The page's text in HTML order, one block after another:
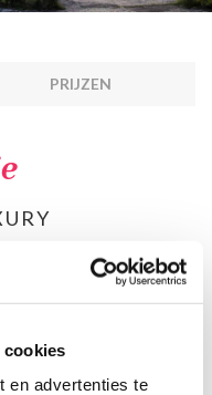
cookies
en advertenties te
PRIJZEN
is voorzien van
keuken en badkamer.